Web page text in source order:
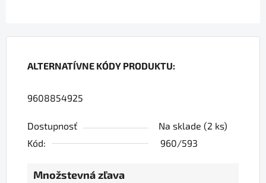
ALTERNATÍVNE KÓDY PRODUKTU:
9608854925
Dostupnosť Na sklade (2 ks)
Kód:
960/593
Množstevná zľava